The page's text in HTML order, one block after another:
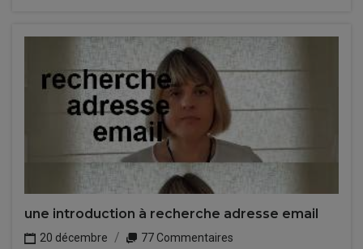
une introduction à recherche adresse email
20 décembre 77 Commentaires